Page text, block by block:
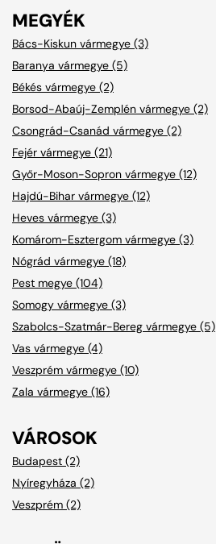
MEGYÉK
Bács-Kiskun vármegye (3)
Baranya vármegye (5)
Békés vármegye (2)
Borsod-Abaúj-Zemplén vármegye (2)
Csongrád-Csanád vármegye (2)
Fejér vármegye (21)
Győr-Moson-Sopron vármegye (12)
Hajdú-Bihar vármegye (12)
Heves vármegye (3)
Komárom-Esztergom vármegye (3)
Nógrád vármegye (18)
Pest megye (104)
Somogy vármegye (3)
Szabolcs-Szatmár-Bereg vármegye (5)
Vas vármegye (4)
Veszprém vármegye (10)
Zala vármegye (16)
VÁROSOK
Budapest (2)
Nyíregyháza (2)
Veszprém (2)